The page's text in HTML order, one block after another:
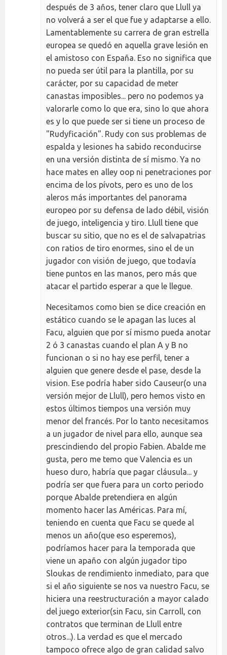
después de 3 años, tener claro que Llull ya
no volverá a ser el que fue y adaptarse a ello.
Lamentablemente su carrera de gran estrella
europea se quedó en aquella grave lesión en
el amistoso con España. Eso no significa que
no pueda ser útil para la plantilla, por su
carácter, por su capacidad de meter
canastas imposibles... pero no podemos ya
valorarle como lo que era, sino lo que ahora
es y lo que puede ser si tiene un proceso de
"Rudyficación". Rudy con sus problemas de
espalda y lesiones ha sabido reconducirse
en una versión distinta de sí mismo. Ya no
hace mates en alley oop ni penetraciones por
encima de los pívots, pero es uno de los
aleros más importantes del panorama
europeo por su defensa de lado débil, visión
de juego, inteligencia y tiro. Llull tiene que
buscar su sitio, que no es el de salvapatrias
con ratios de tiro enormes, sino el de un
jugador con visión de juego, que todavía
tiene puntos en las manos, pero más que
atacar el partido esperar a que le llegue.
Necesitamos como bien se dice creación en
estático cuando se le apagan las luces al
Facu, alguien que por sí mismo pueda anotar
2 ó 3 canastas cuando el plan A y B no
funcionan o si no hay ese perfil, tener a
alguien que genere desde el pase, desde la
vision. Ese podría haber sido Causeur(o una
versión mejor de Llull), pero hemos visto en
estos últimos tiempos una versión muy
menor del francés. Por lo tanto necesitamos
a un jugador de nivel para ello, aunque sea
prescindiendo del propio Fabien. Abalde me
gusta, pero me temo que Valencia es un
hueso duro, habría que pagar cláusula... y
podría ser que fuera para un corto periodo
porque Abalde pretendiera en algún
momento hacer las Américas. Para mí,
teniendo en cuenta que Facu se quede al
menos un año(que eso esperemos),
podríamos hacer para la temporada que
viene un apaño con algún jugador tipo
Sloukas de rendimiento inmediato, para que
si el año siguiente se nos va nuestro Facu, se
hiciera una reestructuración a mayor calado
del juego exterior(sin Facu, sin Carroll, con
contratos que terminan de Llull entre
otros...). La verdad es que el mercado
tampoco ofrece algo de gran calidad salvo